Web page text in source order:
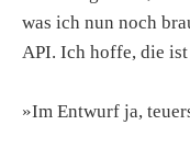
was ich nun noch
API. Ich hoffe, die
»Im Entwurf ja,